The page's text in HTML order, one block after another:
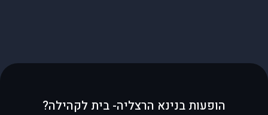
הופעות בנינא הרצליה- בית לקהילה?